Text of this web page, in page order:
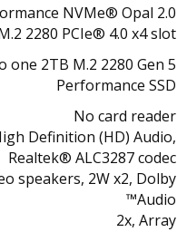
NVMe® Opal 2.0
2280 PCIe® 4.0 x4 slot
one 2TB M.2 2280 Gen 5
Performance SSD
No card reader
Definition (HD) Audio,
Realtek® ALC3287 codec
speakers, 2W x2, Dolby
Audio™
2x, Array